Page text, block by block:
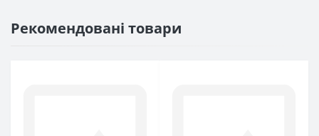
Рекомендовані товари